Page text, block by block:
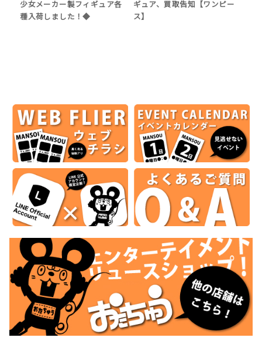
少女メーカー製フィギュア各
種入荷しました！◆
ギュア、買取告知【ワンピー
ス】